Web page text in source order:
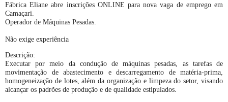
Fábrica Eliane abre inscrições ONLINE para nova vaga de emprego em
Camaçari.
Operador de Máquinas Pesadas.
Não exige experiência
Descrição:
Executar por meio da condução de máquinas pesadas, as tarefas de
movimentação de abastecimento e descarregamento de matéria-prima,
homogeneização de lotes, além da organização e limpeza do setor, visando
alcançar os padrões de produção e de qualidade estipulados.